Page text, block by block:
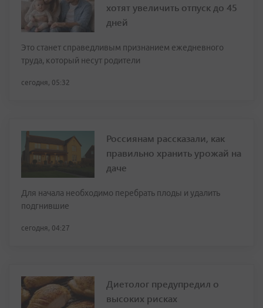
хотят увеличить отпуск до 45
дней
Это станет справедливым признанием ежедневного
труда, который несут родители
сегодня, 05:32
Россиянам рассказали, как
правильно хранить урожай на
даче
Для начала необходимо перебрать плоды и удалить
подгнившие
сегодня, 04:27
Диетолог предупредил о
высоких рисках